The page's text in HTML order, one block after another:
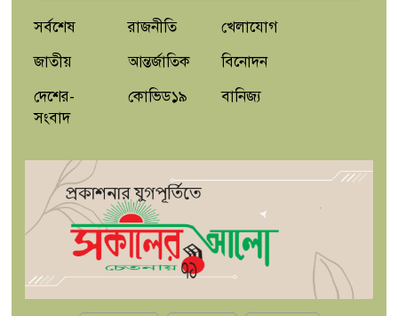
সর্বশেষ
জাতীয়
দেশের-
সংবাদ
রাজনীতি
আন্তর্জাতিক
কোভিড১৯
খেলাযোগ
বিনোদন
বানিজ্য